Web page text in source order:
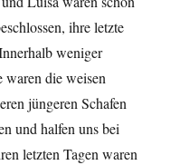
ihre letzte
weniger
waren die weisen
jüngeren Schafen
und halfen uns bei
letzten Tagen waren